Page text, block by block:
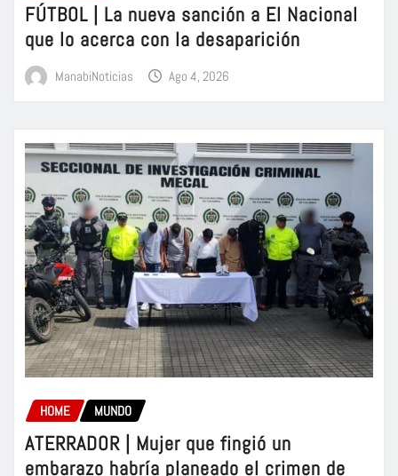
FÚTBOL | La nueva sanción a El Nacional
que lo acerca con la desaparición
ManabiNoticias Ago 4, 2026
HOME MUNDO
ATERRADOR | Mujer que fingió un
embarazo habría planeado el crimen de